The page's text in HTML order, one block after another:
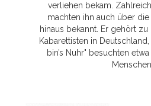
verliehen bekam.
machten ihn auch über
hinaus bekannt. Er gehört
Kabarettisten in
bin’s Nuhr" besuchten
Menschen.